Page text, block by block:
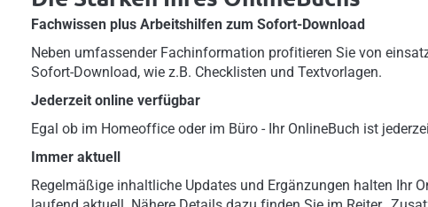
Fachwissen plus Arbeitshilfen zum Sofort-Download
Neben umfassender Fachinformation profitieren Sie von
Sofort-Download, wie z.B. Checklisten und Textvorlagen.
Jederzeit online verfügbar
Egal ob im Homeoffice oder im Büro - Ihr OnlineBuch ist
Immer aktuell
Regelmäßige inhaltliche Updates und Ergänzungen halten Ihr